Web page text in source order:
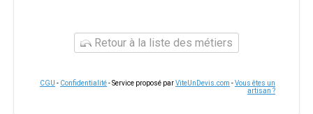
Retour à la liste des métiers
CGU - Confidentialité- Service proposé parViteUnDevis.com -Vous êtes un
artisan ?